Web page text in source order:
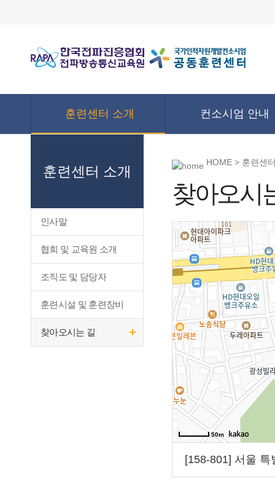
훈련센터 소개 컨소시엄 안내
훈련센터 소개
인사말
협회 및 교육원 소개
조직도 및 담당자
훈련시설 및 훈련장비
찾아오시는 길
HOME > 훈련센
찾아오시
50m
[158-801] 서울